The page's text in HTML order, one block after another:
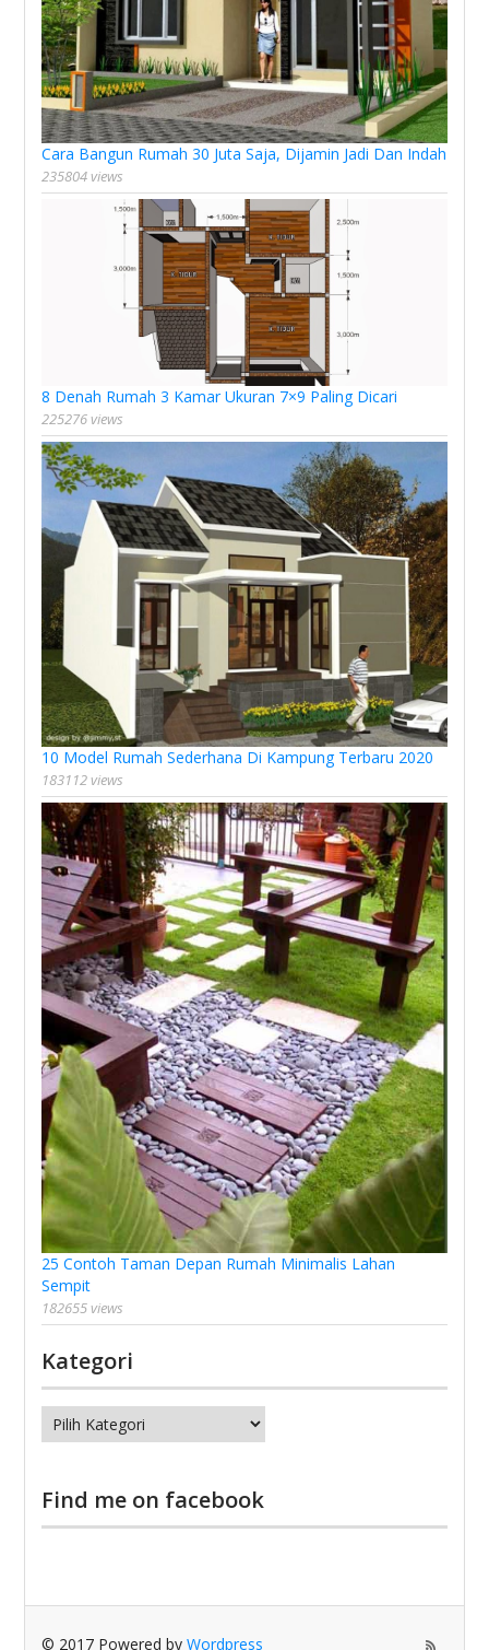
Cara Bangun Rumah 30 Juta Saja, Dijamin Jadi Dan Indah
235804 views
8 Denah Rumah 3 Kamar Ukuran 7×9 Paling Dicari
225276 views
10 Model Rumah Sederhana Di Kampung Terbaru 2020
183112 views
25 Contoh Taman Depan Rumah Minimalis Lahan
Sempit
182655 views
Kategori
Kategori
Find me on facebook
© 2017 Powered byWordpress